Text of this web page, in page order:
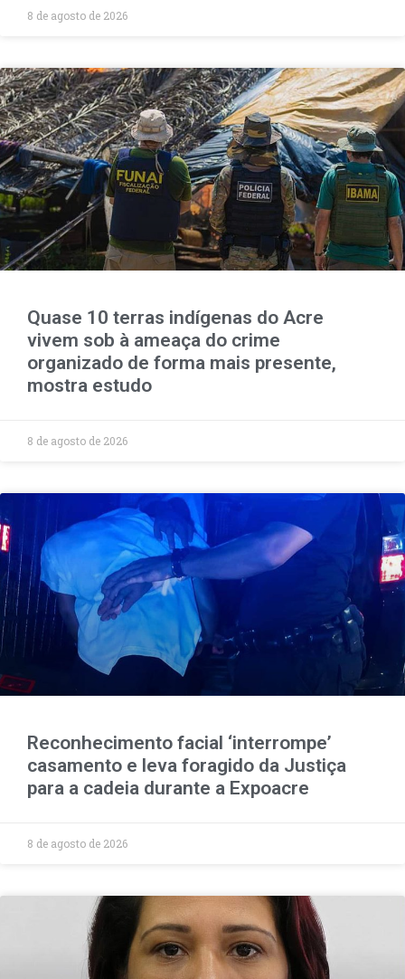
8 de agosto de 2026
Quase 10 terras indígenas do Acre
vivem sob à ameaça do crime
organizado de forma mais presente,
mostra estudo
8 de agosto de 2026
Reconhecimento facial ‘interrompe’
casamento e leva foragido da Justiça
para a cadeia durante a Expoacre
8 de agosto de 2026